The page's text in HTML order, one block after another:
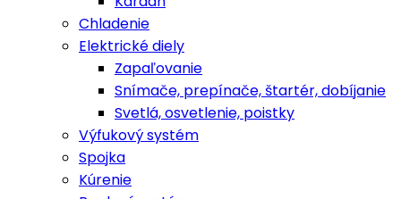
Chladenie
Elektrické diely
Zapaľovanie
Snímače, prepínače, štartér, dobíjanie
Svetlá, osvetlenie, poistky
Výfukový systém
Spojka
Kúrenie